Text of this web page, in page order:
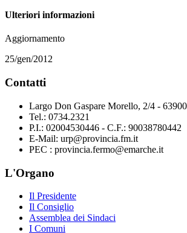
Ulteriori informazioni
Aggiornamento
25/gen/2012
Contatti
Largo Don Gaspare Morello, 2/4 -
Tel.: 0734.2321
P.I.: 02004530446 - C.F.: 90038780442
E-Mail: urp@provincia.fm.it
PEC : provincia.fermo@emarche.it
L'Organo
Il Presidente
Il Consiglio
Assemblea dei Sindaci
I Comuni